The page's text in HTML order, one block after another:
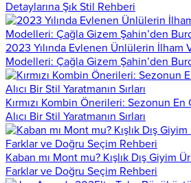
Detaylarına Şık Stil Rehberi
2023 Yılında Evlenen Ünlülerin İlham
Modelleri: Çağla Gizem Şahin’den
Kırmızı Kombin Önerileri: Sezonun
Alıcı Bir Stil Yaratmanın Sırları
Kaban mı Mont mu? Kışlık Dış Giyim
Farklar ve Doğru Seçim Rehberi